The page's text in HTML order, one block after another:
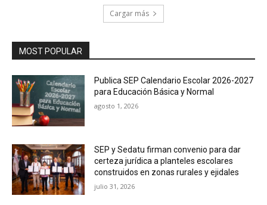
Cargar más
MOST POPULAR
Publica SEP Calendario Escolar 2026-2027
para Educación Básica y Normal
agosto 1, 2026
SEP y Sedatu firman convenio para dar
certeza jurídica a planteles escolares
construidos en zonas rurales y ejidales
julio 31, 2026